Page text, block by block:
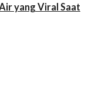
yang Viral Saat